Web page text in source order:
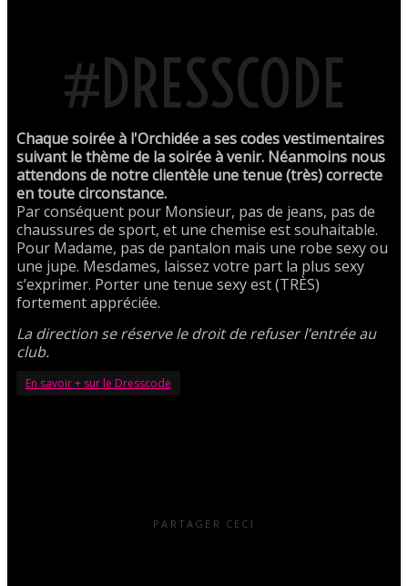
#DRESSCODE
Chaque soirée à l'Orchidée a ses codes vestimentaires
suivant le thème de la soirée à venir. Néanmoins nous
attendons de notre clientèle une tenue (très) correcte
en toute circonstance.
Par conséquent pour Monsieur, pas de jeans, pas de
chaussures de sport, et une chemise est souhaitable.
Pour Madame, pas de pantalon mais une robe sexy ou
une jupe. Mesdames, laissez votre part la plus sexy
s’exprimer. Porter une tenue sexy est (TRÈS)
fortement appréciée.
La direction se réserve le droit de refuser l’entrée au
club.
En savoir + sur le Dresscode
PARTAGER CECI